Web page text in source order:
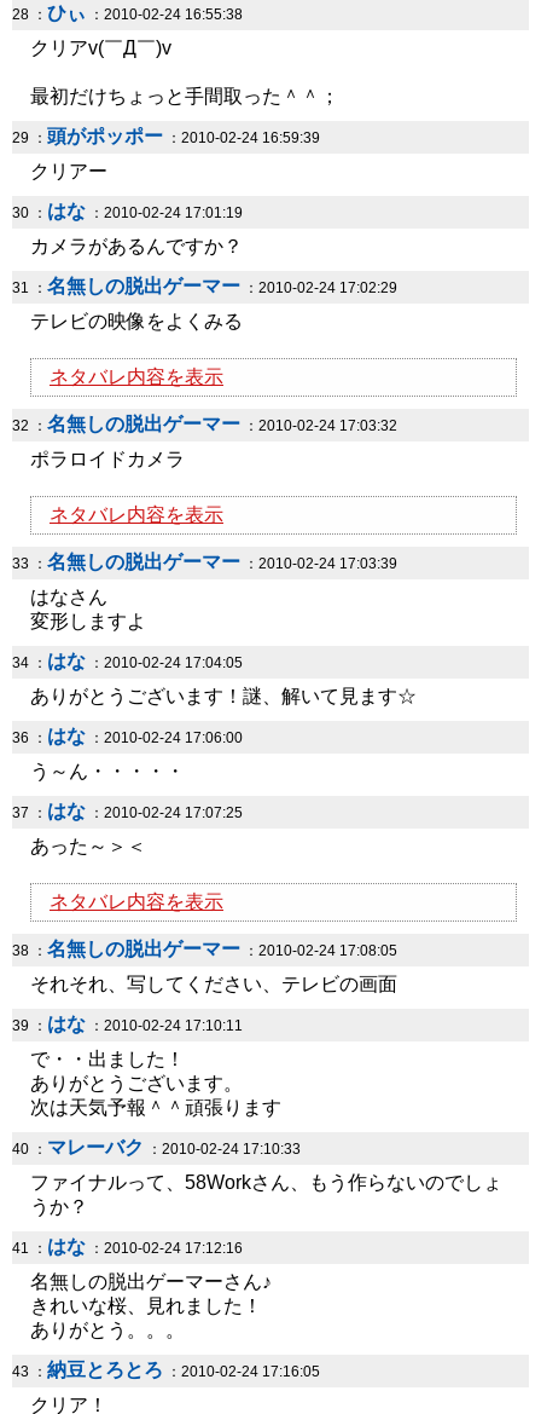
28 ： ひぃ ：2010-02-24 16:55:38
クリアv(￣Д￣)v
最初だけちょっと手間取った＾＾；
29 ： 頭がポッポー ：2010-02-24 16:59:39
クリアー
30 ： はな ：2010-02-24 17:01:19
カメラがあるんですか？
31 ： 名無しの脱出ゲーマー ：2010-02-24 17:02:29
テレビの映像をよくみる
ネタバレ内容を表示
32 ： 名無しの脱出ゲーマー ：2010-02-24 17:03:32
ポラロイドカメラ
ネタバレ内容を表示
33 ： 名無しの脱出ゲーマー ：2010-02-24 17:03:39
はなさん
変形しますよ
34 ： はな ：2010-02-24 17:04:05
ありがとうございます！謎、解いて見ます☆
36 ： はな ：2010-02-24 17:06:00
う～ん・・・・・
37 ： はな ：2010-02-24 17:07:25
あった～＞＜
ネタバレ内容を表示
38 ： 名無しの脱出ゲーマー ：2010-02-24 17:08:05
それそれ、写してください、テレビの画面
39 ： はな ：2010-02-24 17:10:11
で・・出ました！
ありがとうございます。
次は天気予報＾＾頑張ります
40 ： マレーバク ：2010-02-24 17:10:33
ファイナルって、58Workさん、もう作らないのでしょ
うか？
41 ： はな ：2010-02-24 17:12:16
名無しの脱出ゲーマーさん♪
きれいな桜、見れました！
ありがとう。。。
43 ： 納豆とろとろ ：2010-02-24 17:16:05
クリア！